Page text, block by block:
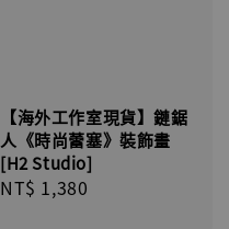
【海外工作室現貨】鏈鋸
人《時尚蕾塞》裝飾畫
[H2 Studio]
Regular
NT$ 1,380